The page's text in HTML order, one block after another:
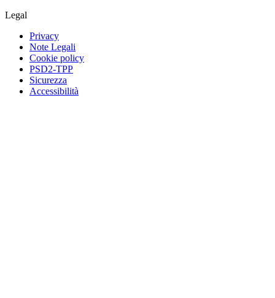
Legal
Privacy
Note Legali
Cookie policy
PSD2-TPP
Sicurezza
Accessibilità